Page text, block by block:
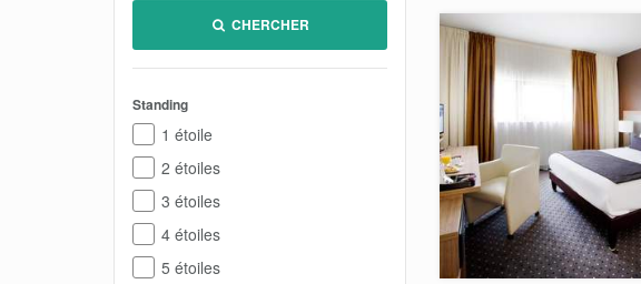
CHERCHER
Standing
1 étoile
2 étoiles
3 étoiles
4 étoiles
5 étoiles